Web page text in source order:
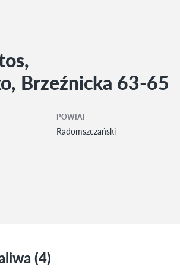
Brzeźnicka 63-65
POWIAT
Radomszczański
(4)